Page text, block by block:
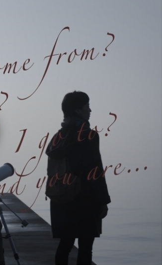
Legendary
達成プロジェクト 調達額が大きいプロジェク